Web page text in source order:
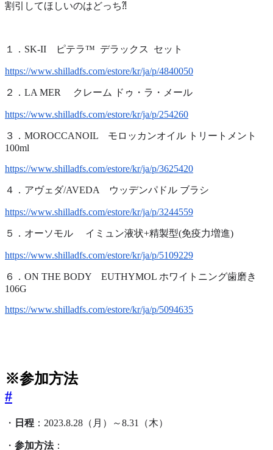
割引してほしいのはどっち⁈
１．SK-II ピテラ™ デラックス セット
https://www.shilladfs.com/estore/kr/ja/p/4840050
２．LA MER クレーム ドゥ・ラ・メール
https://www.shilladfs.com/estore/kr/ja/p/254260
３．MOROCCANOIL モロッカンオイル トリートメント
100ml
https://www.shilladfs.com/estore/kr/ja/p/3625420
４．アヴェダ/AVEDA ウッデンパドル ブラシ
https://www.shilladfs.com/estore/kr/ja/p/3244559
５．オーソモル イミュン液状+精製型(免疫力増進)
https://www.shilladfs.com/estore/kr/ja/p/5109229
６．ON THE BODY EUTHYMOL ホワイトニング歯磨き
106G
https://www.shilladfs.com/estore/kr/ja/p/5094635
※参加方法
#
・ 日程 ：2023.8.28（月）～8.31（木）
・ 参加方法：